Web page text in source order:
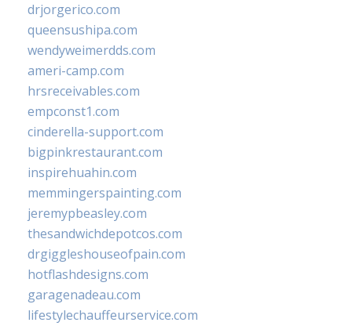
drjorgerico.com
queensushipa.com
wendyweimerdds.com
ameri-camp.com
hrsreceivables.com
empconst1.com
cinderella-support.com
bigpinkrestaurant.com
inspirehuahin.com
memmingerspainting.com
jeremypbeasley.com
thesandwichdepotcos.com
drgiggleshouseofpain.com
hotflashdesigns.com
garagenadeau.com
lifestylechauffeurservice.com